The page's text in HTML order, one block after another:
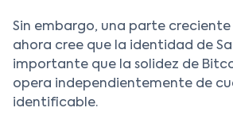
Sin embargo, una parte
ahora cree que la identidad de
importante que la solidez de
opera independientemente de
identificable.